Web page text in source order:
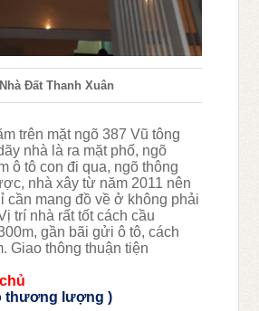
Nhà Đất Thanh Xuân
trên mặt ngõ 387 Vũ tông
nhà là ra mặt phố, ngõ
ô tô con đi qua, ngõ thông
nhà xây từ năm 2011 nên
cần mang đồ về ở không phải
trí nhà rất tốt cách cầu
gần bãi gửi ô tô, cách
Giao thông thuận tiện
thương lượng )